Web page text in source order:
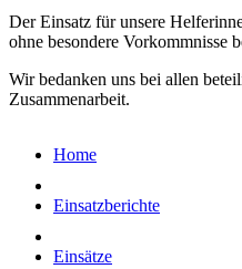
Der Einsatz für unsere
ohne besondere Vorkommnisse
Wir bedanken uns bei allen
Zusammenarbeit.
Home
Einsatzberichte
Einsätze